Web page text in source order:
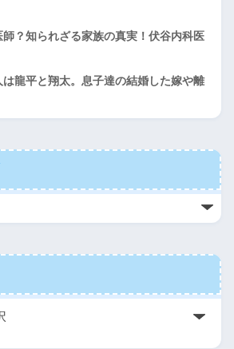
？知られざる家族の真実！伏谷内科医
龍平と翔太。息子達の結婚した嫁や離